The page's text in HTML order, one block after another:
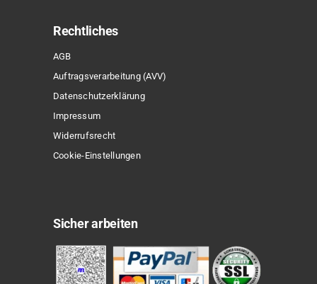
Rechtliches
AGB
Auftragsverarbeitung (AVV)
Datenschutzerklärung
Impressum
Widerrufsrecht
Cookie-Einstellungen
Sicher arbeiten